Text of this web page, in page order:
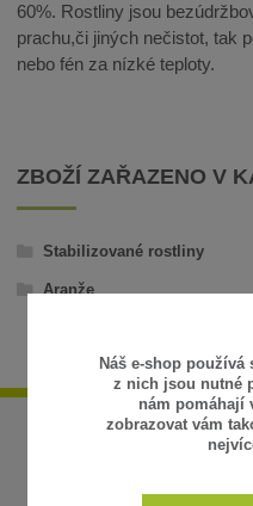
60%. Rostliny jsou
prachu,či jiných nečistot, tak
nebo fén za nízké teploty.
ZBOŽÍ ZAŘAZENO V
Stabilizované rostliny
Aranže
Náš e-shop používá
z nich jsou nutné
nám pomáhají
zobrazovat vám